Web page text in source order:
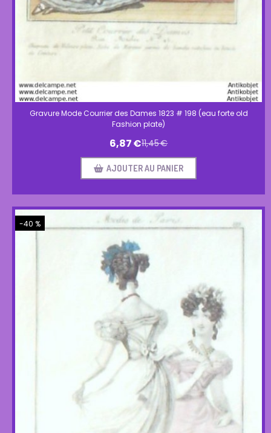
Gravure Mode Courrier des Dames 1823 # 198 (eau forte old
Fashion plate)
6,87€11,45€
AJOUTER AU PANIER
-40 %